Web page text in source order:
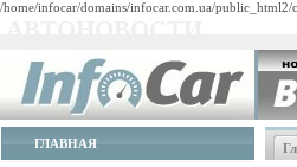
/home/infocar/domains/infocar.com.ua/public_html2/
ГЛАВНАЯ